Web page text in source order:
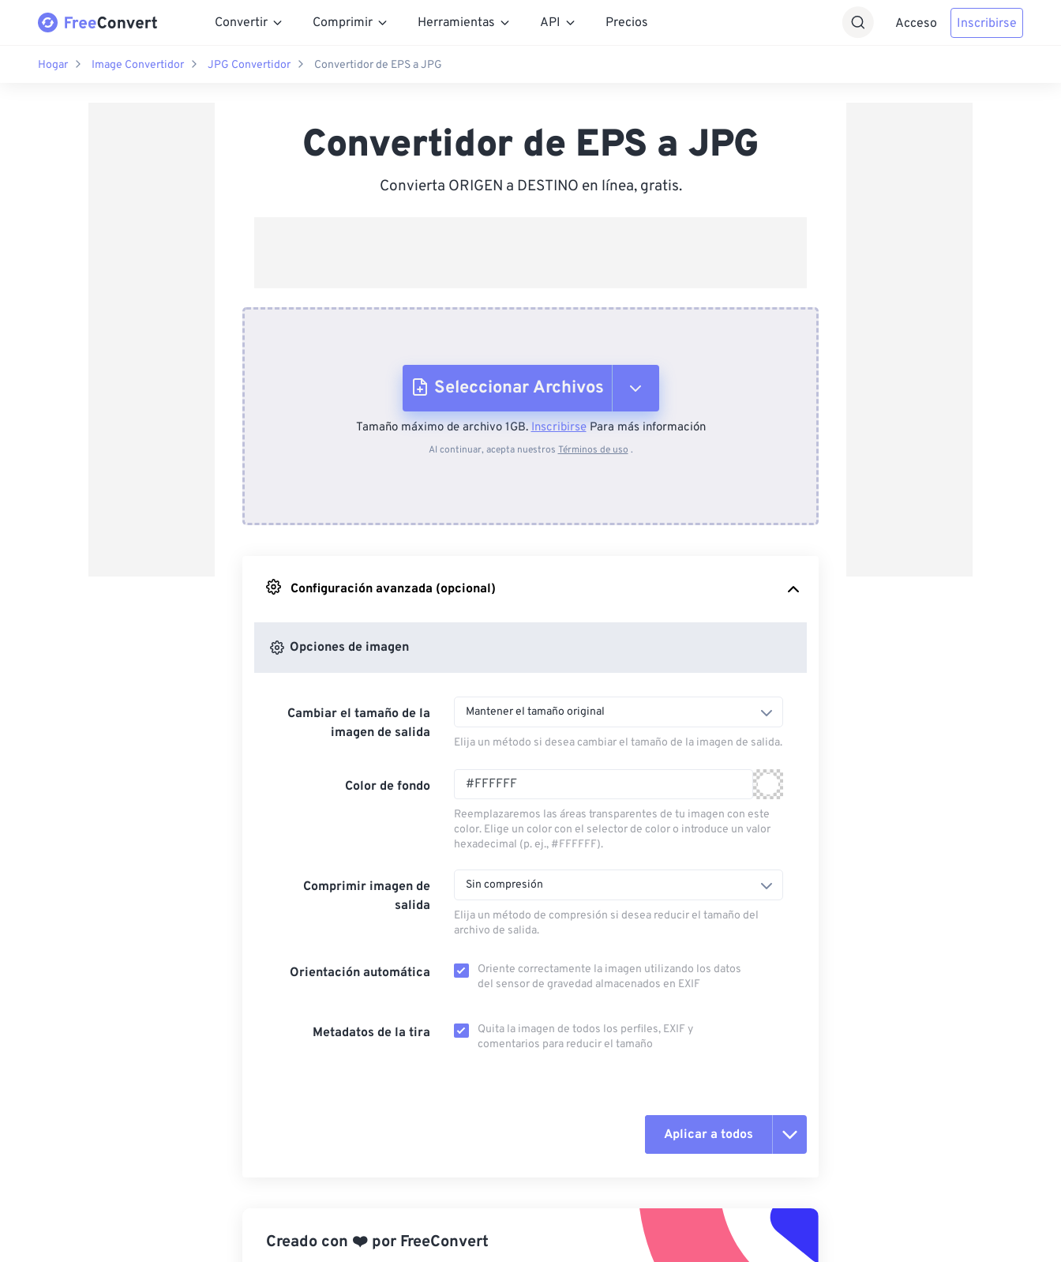
Convertir Comprimir Herramientas API Precios Acceso Inscribirse
Hogar Image Convertidor JPG Convertidor Convertidor de EPS a JPG
Convertidor de EPS a JPG
Convierta ORIGEN a DESTINO en línea, gratis.
Seleccionar Archivos
Desde el dispositivo
Tamaño máximo de archivo 1GB.InscribirsePara más información
Al continuar, acepta nuestros Términos de uso .
Configuración avanzada (opcional)
Opciones de imagen
Cambiar el tamaño de la
imagen de salida
Mantener el tamaño original
Elija un método si desea cambiar el tamaño de la imagen de salida.
Color de fondo
Reemplazaremos las áreas transparentes de tu imagen con este
color. Elige un color con el selector de color o introduce un valor
hexadecimal (p. ej., #FFFFFF).
Comprimir imagen de
salida
Sin compresión
Elija un método de compresión si desea reducir el tamaño del
archivo de salida.
Orientación automática
Oriente correctamente la imagen utilizando los datos
del sensor de gravedad almacenados en EXIF
Metadatos de la tira
Quita la imagen de todos los perfiles, EXIF ​​y
comentarios para reducir el tamaño
Aplicar a todos
Aplicar desde el ajuste preestablecido
Guardar como preestablecido
Creado con ❤️ por FreeConvert